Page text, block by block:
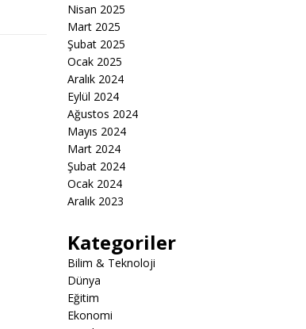
Nisan 2025
Mart 2025
Şubat 2025
Ocak 2025
Aralık 2024
Eylül 2024
Ağustos 2024
Mayıs 2024
Mart 2024
Şubat 2024
Ocak 2024
Aralık 2023
Kategoriler
Bilim & Teknoloji
Dünya
Eğitim
Ekonomi